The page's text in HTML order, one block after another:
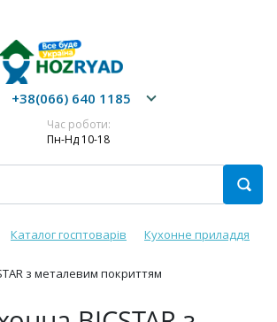
+38(066) 640 1185
Час роботи:
Пн-Нд 10-18
Каталог госптоварів
Кухонне приладдя
з металевим покриттям